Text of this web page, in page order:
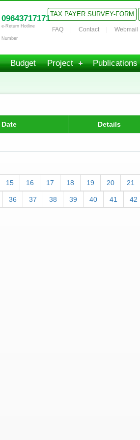
09643717171
e-Return Hotline
Number
TAX PAYER SURVEY-FORM
FAQ Contact Webmail
Budget Project Publications
Details
15
16 17 18 19 20 21
36 37 38 39 40 41 42